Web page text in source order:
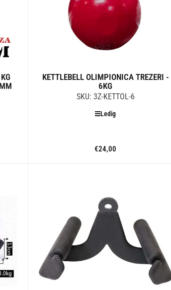
KETTLEBELL OLIMPIONICA TREZERI -
6KG
SKU: 3Z-KETTOL-6
Ledig
Standard
€24,00